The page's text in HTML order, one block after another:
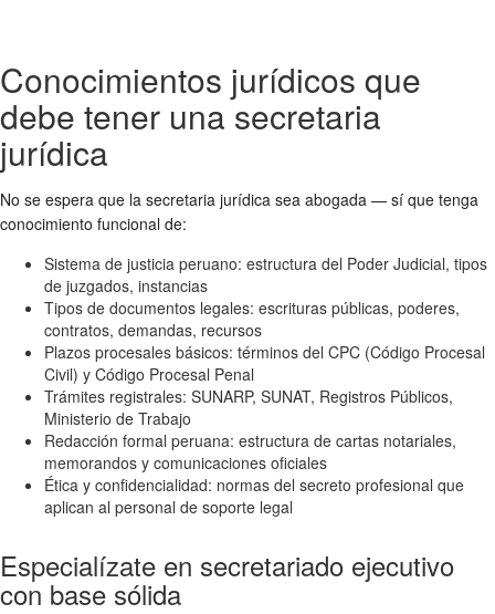
Conocimientos jurídicos que
debe tener una secretaria
jurídica
No se espera que la secretaria jurídica sea abogada — sí que tenga
conocimiento funcional de:
Sistema de justicia peruano: estructura del Poder Judicial, tipos
de juzgados, instancias
Tipos de documentos legales: escrituras públicas, poderes,
contratos, demandas, recursos
Plazos procesales básicos: términos del CPC (Código Procesal
Civil) y Código Procesal Penal
Trámites registrales: SUNARP, SUNAT, Registros Públicos,
Ministerio de Trabajo
Redacción formal peruana: estructura de cartas notariales,
memorandos y comunicaciones oficiales
Ética y confidencialidad: normas del secreto profesional que
aplican al personal de soporte legal
Especialízate en secretariado ejecutivo
con base sólida